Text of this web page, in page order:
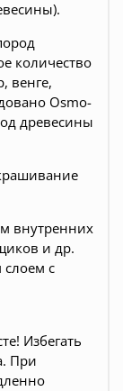
количество
венге,
Osmo-
древесины
внутренних
и др.
с
Избегать
При